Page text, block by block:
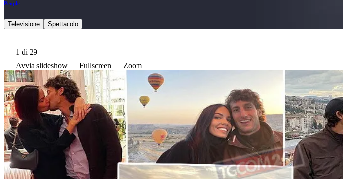
People
Televisione Spettacolo
1 di 29
Avvia slideshow
Fullscreen Zoom